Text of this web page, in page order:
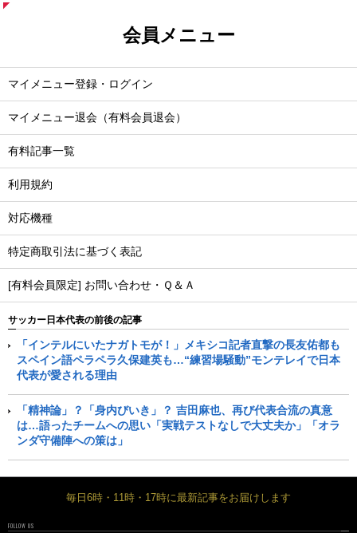
会員メニュー
マイメニュー登録・ログイン
マイメニュー退会（有料会員退会）
有料記事一覧
利用規約
対応機種
特定商取引法に基づく表記
[有料会員限定] お問い合わせ・Ｑ＆Ａ
サッカー日本代表の前後の記事
「インテルにいたナガトモが！」メキシコ記者直撃の長友佑都も
スペイン語ペラペラ久保建英も…“練習場騒動”モンテレイで日本
代表が愛される理由
「精神論」？「身内びいき」？ 吉田麻也、再び代表合流の真意
は…語ったチームへの思い「実戦テストなしで大丈夫か」「オラ
ンダ守備陣への策は」
毎日6時・11時・17時に最新記事をお届けします
FOLLOW US